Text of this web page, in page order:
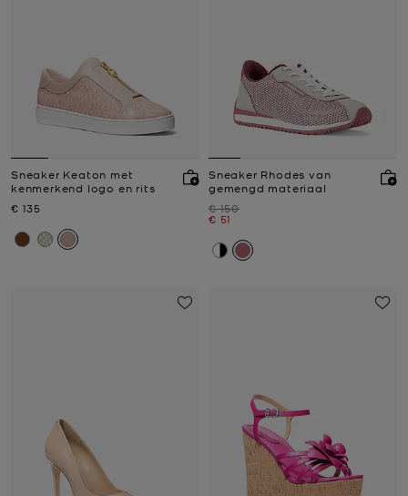
Sneaker Keaton met
kenmerkend logo en rits
Nu
€ 135
Sneaker Rhodes van
gemengd materiaal
Was
€ 150
Nu
€ 51